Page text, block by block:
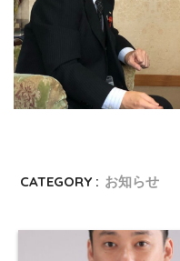
CATEGORY : お知らせ